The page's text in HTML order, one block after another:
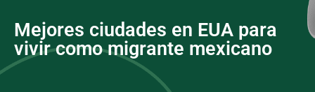
Mejores ciudades en EUA para
vivir como migrante mexicano